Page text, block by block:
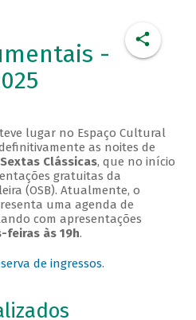
-
lugar no Espaço Cultural
definitivamente as noites de
Sextas Clássicas, que no início
gratuitas da
(OSB). Atualmente, o
uma agenda de
com apresentações
feiras às 19h.
de ingressos.